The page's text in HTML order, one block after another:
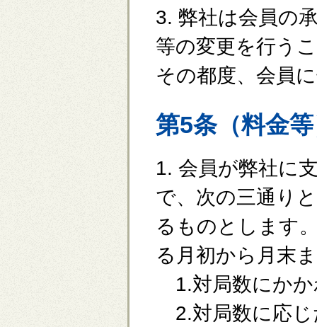
3. 弊社は会員の
等の変更を行う
その都度、会員
第5条（料金
1. 会員が弊社に
で、次の三通り
るものとします
る月初から月末
1.対局数にかか
2.対局数に応じ